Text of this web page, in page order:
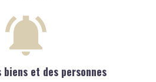
et des personnes